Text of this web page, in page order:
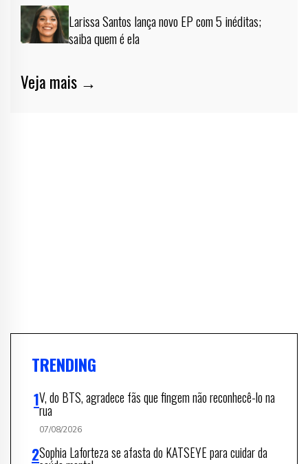
Larissa Santos lança novo EP com 5 inéditas;
saiba quem é ela
Veja mais →
TRENDING
V, do BTS, agradece fãs que fingem não reconhecê-lo na
rua
07/08/2026
Sophia Laforteza se afasta do KATSEYE para cuidar da